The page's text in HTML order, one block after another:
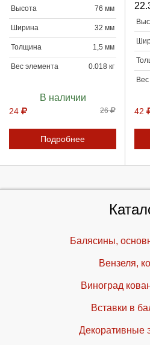
Высота 76 мм
Ширина 32 мм
Толщина 1,5 мм
Вес элемента 0.018 кг
В наличии
24 26
Подробнее
42
Балясины,
Вензеля,
Виноград
Вставки в
Декоративные